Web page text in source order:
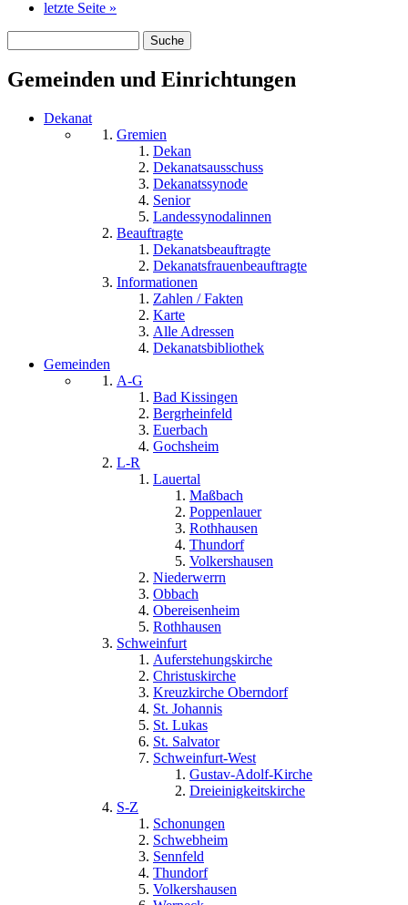
letzte Seite »
Gemeinden und Einrichtungen
Dekanat
Gremien
Dekan
Dekanatsausschuss
Dekanatssynode
Senior
Landessynodalinnen
Beauftragte
Dekanatsbeauftragte
Dekanatsfrauenbeauftragte
Informationen
Zahlen / Fakten
Karte
Alle Adressen
Dekanatsbibliothek
Gemeinden
A-G
Bad Kissingen
Bergrheinfeld
Euerbach
Gochsheim
L-R
Lauertal
Maßbach
Poppenlauer
Rothhausen
Thundorf
Volkershausen
Niederwerrn
Obbach
Obereisenheim
Rothhausen
Schweinfurt
Auferstehungskirche
Christuskirche
Kreuzkirche Oberndorf
St. Johannis
St. Lukas
St. Salvator
Schweinfurt-West
Gustav-Adolf-Kirche
Dreieinigkeitskirche
S-Z
Schonungen
Schwebheim
Sennfeld
Thundorf
Volkershausen